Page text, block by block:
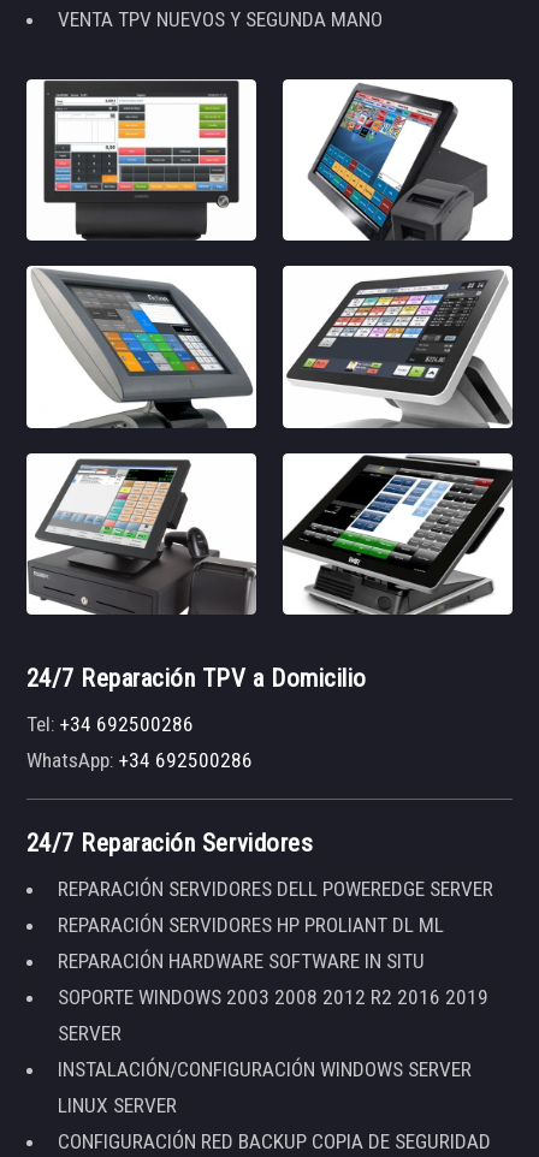
VENTA TPV NUEVOS Y SEGUNDA MANO
24/7 Reparación TPV a Domicilio
Tel:+34 692500286
WhatsApp:+34 692500286
24/7 Reparación Servidores
REPARACIÓN SERVIDORES DELL POWEREDGE SERVER
REPARACIÓN SERVIDORES HP PROLIANT DL ML
REPARACIÓN HARDWARE SOFTWARE IN SITU
SOPORTE WINDOWS 2003 2008 2012 R2 2016 2019
SERVER
INSTALACIÓN/CONFIGURACIÓN WINDOWS SERVER
LINUX SERVER
CONFIGURACIÓN RED BACKUP COPIA DE SEGURIDAD